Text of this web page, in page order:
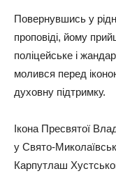
Повернувшись у
проповіді, йому
поліцейське і
молився перед
духовну підтримку.
Ікона Пресвятої
у Свято-
Карпутлаш